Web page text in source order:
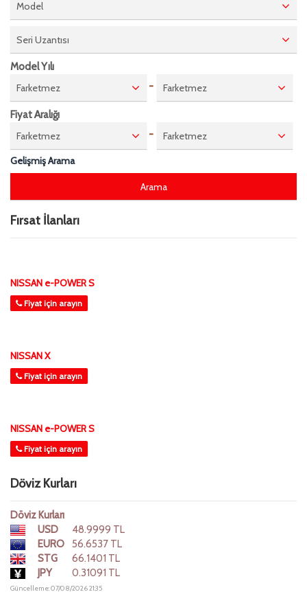
Model
Seri Uzantısı
Model Yılı
Farketmez
- Farketmez
Fiyat Aralığı
Farketmez
-
Farketmez
Gelişmiş Arama
Fırsat İlanları
NISSAN e-POWER S
Fiyat için arayın
NISSAN X
Fiyat için arayın
NISSAN e-POWER S
Fiyat için arayın
Döviz Kurları
Döviz Kurları
USD
48.9999 TL
EURO
56.6537 TL
STG
66.1401 TL
JPY
0.31091 TL
Güncelleme: 07/08/2026 21:35